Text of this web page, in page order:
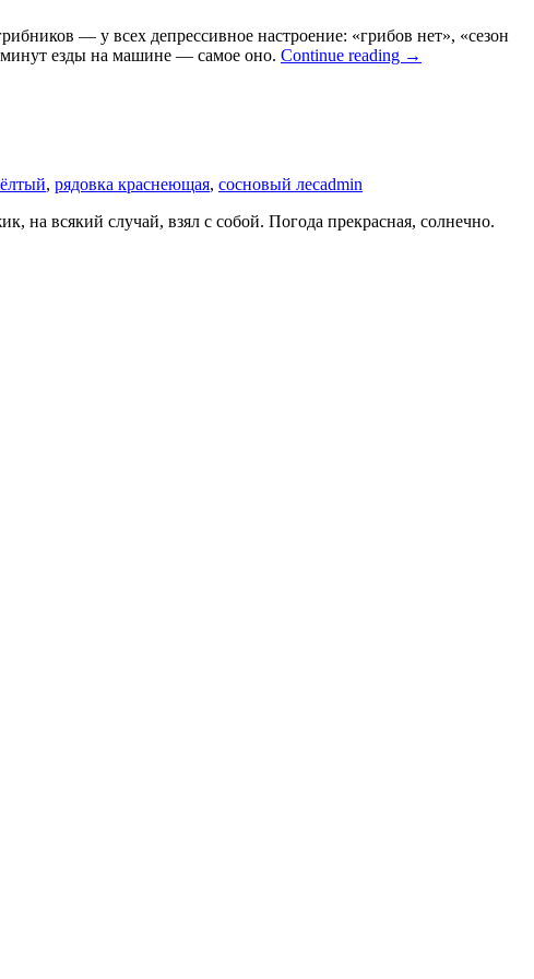
— у всех депрессивное настроение: «грибов нет», «сезон
минут езды на машине — самое оно. Continue reading →
, рядовка краснеющая, сосновый лесadmin
на всякий случай, взял с собой. Погода прекрасная, солнечно.